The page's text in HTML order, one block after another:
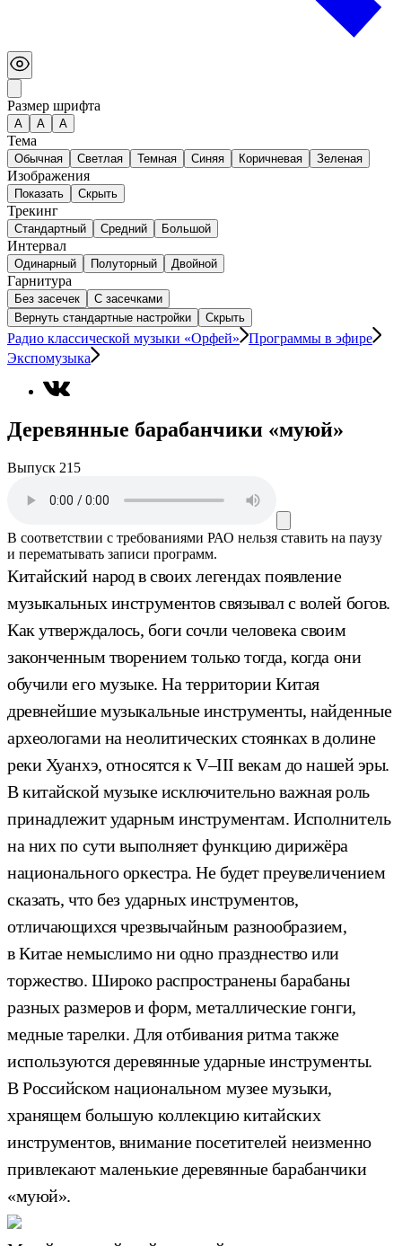
Размер шрифта
А A A
Тема
Обычная Светлая Темная Синяя Коричневая Зеленая
Изображения
Показать Скрыть
Трекинг
Стандартный Средний Большой
Интервал
Одинарный Полуторный Двойной
Гарнитура
Без засечек
С засечками
Вернуть стандартные настройки
Скрыть
Радио классической музыки «Орфей»
Программы в эфире
Экспомузыка
Деревянные барабанчики «муюй»
Выпуск 215
В соответствии с требованиями РАО нельзя ставить на паузу
и перематывать записи программ.
Китайский народ в своих легендах появление
музыкальных инструментов связывал с волей богов.
Как утверждалось, боги сочли человека своим
законченным творением только тогда, когда они
обучили его музыке. На территории Китая
древнейшие музыкальные инструменты, найденные
археологами на неолитических стоянках в долине
реки Хуанхэ, относятся к V–III векам до нашей эры.
В китайской музыке исключительно важная роль
принадлежит ударным инструментам. Исполнитель
на них по сути выполняет функцию дирижёра
национального оркестра. Не будет преувеличением
сказать, что без ударных инструментов,
отличающихся чрезвычайным разнообразием,
в Китае немыслимо ни одно празднество или
торжество. Широко распространены барабаны
разных размеров и форм, металлические гонги,
медные тарелки. Для отбивания ритма также
используются деревянные ударные инструменты.
В Российском национальном музее музыки,
хранящем большую коллекцию китайских
инструментов, внимание посетителей неизменно
привлекают маленькие деревянные барабанчики
«муюй».